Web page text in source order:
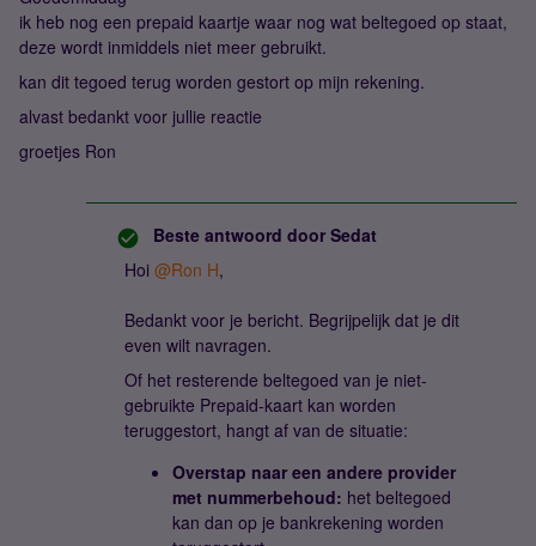
ik heb nog een prepaid kaartje waar nog wat beltegoed op staat,
deze wordt inmiddels niet meer gebruikt.
kan dit tegoed terug worden gestort op mijn rekening.
alvast bedankt voor jullie reactie
groetjes Ron
Beste antwoord door Sedat
Hoi ​ @Ron H,
Bedankt voor je bericht. Begrijpelijk dat je dit
even wilt navragen.
Of het resterende beltegoed van je niet-
gebruikte Prepaid-kaart kan worden
teruggestort, hangt af van de situatie:
Overstap naar een andere provider
met nummerbehoud: het beltegoed
kan dan op je bankrekening worden